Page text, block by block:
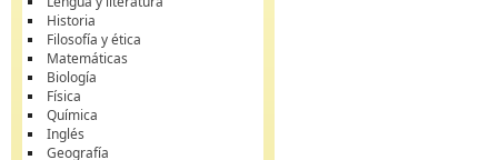
Historia
Filosofía y ética
Matemáticas
Biología
Física
Química
Inglés
Geografía